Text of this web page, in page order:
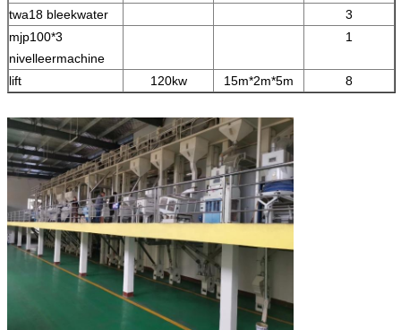
twa18 bleekwater
3
mjp100*3
nivelleermachine
1
lift 120kw 15m*2m*5m 8